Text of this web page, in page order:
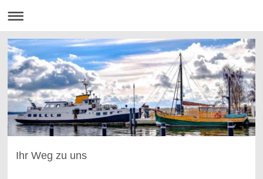
Ihr Weg zu uns